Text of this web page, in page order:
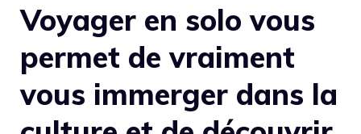
Voyager en solo vous
permet de vraiment
vous immerger dans la